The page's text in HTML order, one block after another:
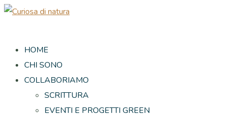
HOME
CHI SONO
COLLABORIAMO
SCRITTURA
EVENTI E PROGETTI GREEN